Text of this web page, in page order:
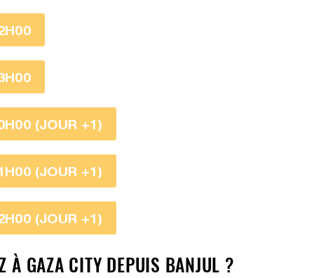
(JOUR +1)
(JOUR +1)
(JOUR +1)
À GAZA CITY DEPUIS BANJUL ?